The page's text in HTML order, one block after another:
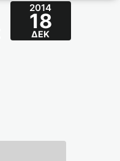
2014
18
ΔΕΚ